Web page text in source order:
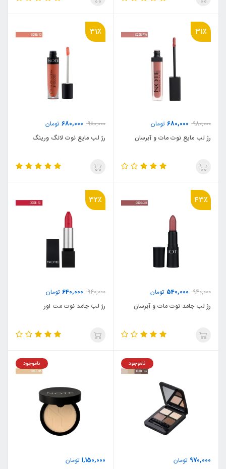
31٪
980,000
680,000 تومان
رژ لب مایع نوت مات و آبرسان
31٪
980,000
680,000 تومان
رژ لب مایع نوت لانگ ورینگ
43٪
940,000
540,000 تومان
رژ لب جامد نوت مات و آبرسان
32٪
940,000
640,000 تومان
رژ لب جامد نوت مت اور
970,000 تومان
ناموجود
1,150,000 تومان
ناموجود